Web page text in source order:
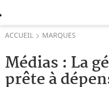
ACCUEIL MARQUES
Médias : La
prête à